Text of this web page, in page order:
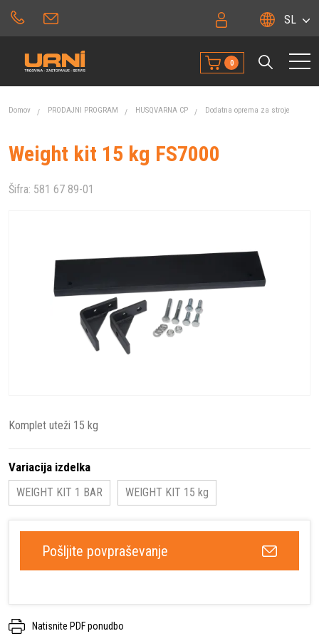
SL
0
Domov PRODAJNI PROGRAM HUSQVARNA CP Dodatna oprema za stroje
Weight kit 15 kg FS7000
Šifra: 581 67 89-01
Komplet uteži 15 kg
Variacija izdelka
WEIGHT KIT 1 BAR WEIGHT KIT 15 kg
Pošljite povpraševanje
Natisnite PDF ponudbo